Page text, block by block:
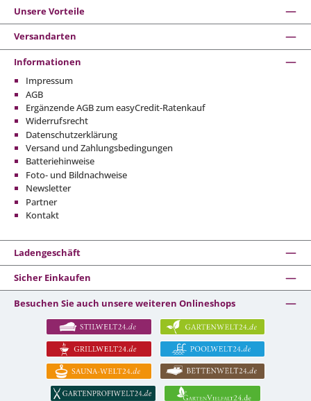
Unsere Vorteile
Versandarten
Informationen
Impressum
AGB
Ergänzende AGB zum easyCredit-Ratenkauf
Widerrufsrecht
Datenschutzerklärung
Versand und Zahlungsbedingungen
Batteriehinweise
Foto- und Bildnachweise
Newsletter
Partner
Kontakt
Ladengeschäft
Sicher Einkaufen
Besuchen Sie auch unsere weiteren Onlineshops